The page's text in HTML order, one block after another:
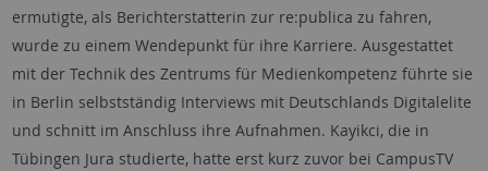
ermutigte, als Berichterstatterin zur re:publica zu fahren,
wurde zu einem Wendepunkt für ihre Karriere. Ausgestattet
mit der Technik des Zentrums für Medienkompetenz führte sie
in Berlin selbstständig Interviews mit Deutschlands Digitalelite
und schnitt im Anschluss ihre Aufnahmen. Kayikci, die in
Tübingen Jura studierte, hatte erst kurz zuvor bei CampusTV